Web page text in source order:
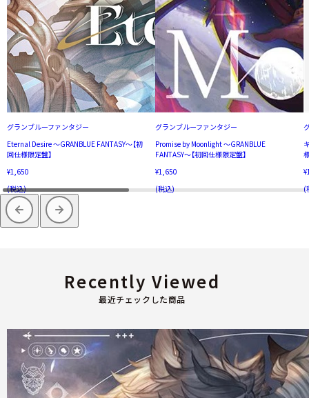
グランブルーファンタジー
Eternal Desire 〜GRANBLUE FANTASY〜【初
回仕様限定盤】
¥1,650
(税込)
グランブルーファンタジー
Promise by Moonlight 〜GRANBLUE
FANTASY〜【初回仕様限定盤】
¥1,650
(税込)
(
最近チェックした商品
Recently Viewed